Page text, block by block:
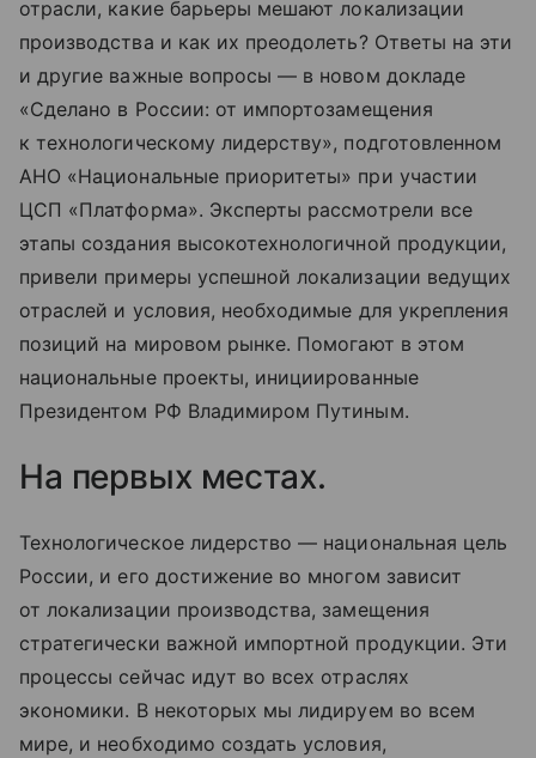
отрасли, какие барьеры мешают локализации
производства и как их преодолеть? Ответы на эти
и другие важные вопросы — в новом докладе
«Сделано в России: от импортозамещения
к технологическому лидерству» , подготовленном
АНО «Национальные приоритеты» при участии
ЦСП «Платформа». Эксперты рассмотрели все
этапы создания высокотехнологичной продукции,
привели примеры успешной локализации ведущих
отраслей и условия, необходимые для укрепления
позиций на мировом рынке. Помогают в этом
национальные проекты, инициированные
Президентом РФ Владимиром Путиным.
На первых местах.
Технологическое лидерство — национальная цель
России, и его достижение во многом зависит
от локализации производства, замещения
стратегически важной импортной продукции. Эти
процессы сейчас идут во всех отраслях
экономики. В некоторых мы лидируем во всем
мире, и необходимо создать условия,